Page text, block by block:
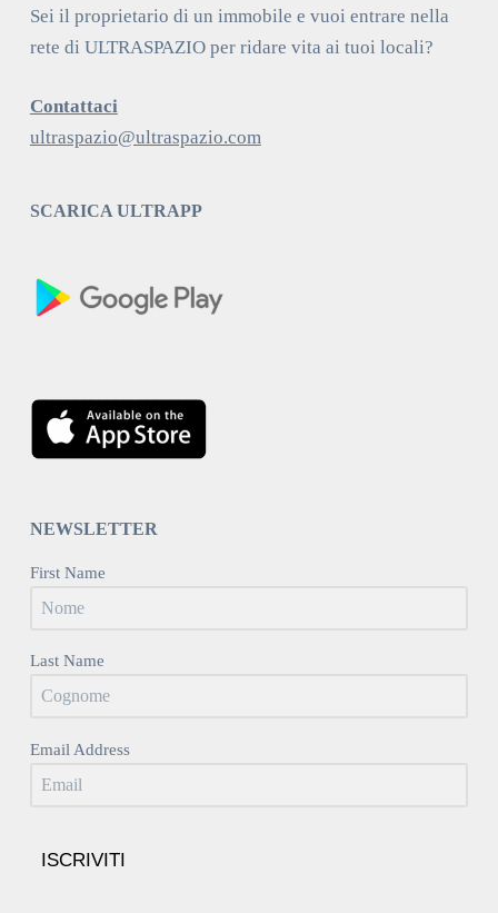
Sei il proprietario di un immobile e vuoi entrare nella
rete di ULTRASPAZIO per ridare vita ai tuoi locali?
Contattaci
ultraspazio@ultraspazio.com
SCARICA ULTRAPP
NEWSLETTER
First Name
Last Name
Email Address
ISCRIVITI